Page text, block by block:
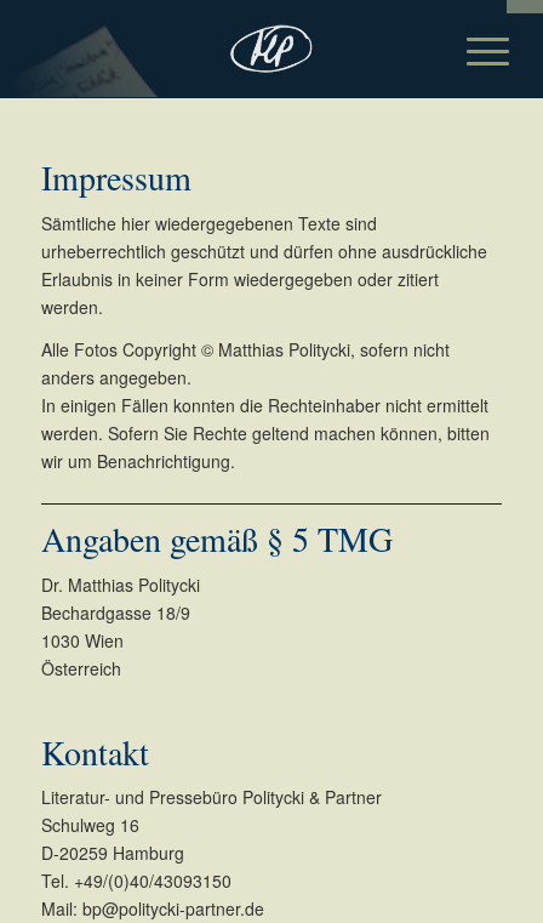
Impressum
Sämtliche hier wiedergegebenen Texte sind
urheberrechtlich geschützt und dürfen ohne ausdrückliche
Erlaubnis in keiner Form wiedergegeben oder zitiert
werden.
Alle Fotos Copyright © Matthias Politycki, sofern nicht
anders angegeben.
In einigen Fällen konnten die Rechteinhaber nicht ermittelt
werden. Sofern Sie Rechte geltend machen können, bitten
wir um Benachrichtigung.
Angaben gemäß § 5 TMG
Dr. Matthias Politycki
Bechardgasse 18/9
1030 Wien
Österreich
Kontakt
Literatur- und Pressebüro Politycki & Partner
Schulweg 16
D-20259 Hamburg
Tel. +49/(0)40/43093150
Mail: bp@politycki-partner.de